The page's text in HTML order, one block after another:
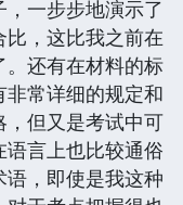
一步步地演示了
，这比我之前在
还有在材料的标
常详细的规定和
但又是考试中可
言上也比较通俗
，即使是我这种